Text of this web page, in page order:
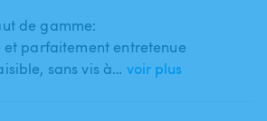
de gamme:
et parfaitement entretenue
sans vis à… voir plus